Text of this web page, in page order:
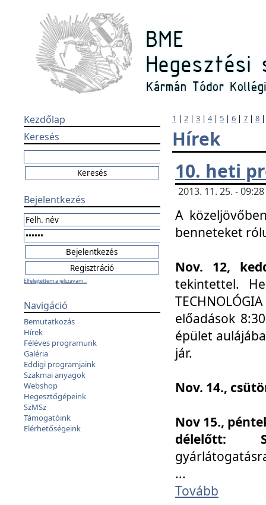
Kezdőlap
Keresés
Bejelentkezés
Elfelejtettem a jelszavam...
Navigáció
Bemutatkozás
Hírek
Féléves programunk
Galéria
Eddigi programjaink
Szakmai anyagok
Webshop
Hegesztőgépeink
SzMSz
Támogatóink
Elérhetőségeink
1 | 2 | 3 | 4| 5 | 6 | 7 | 8
Hírek
10. heti
2013. 11. 25. -
A
benneteket
Nov. 12,
tekintettel.
előadások
épület
jár.
Nov. 14.,
Nov 15.,
délelőtt:
...
Tovább